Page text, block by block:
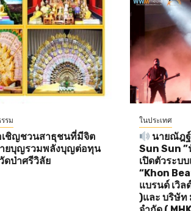
รม
ชิญชวนสาธุชนที่มีจิต
ยบุญรวมพลังบุญต่อทุน
ป่าศรีวิลัย
ในประเทศ
นายณัฎฐ์
Sun Sun
เปิดตัวระบ
“Khon
แบรนด์ เวิล
)และ บริษัท